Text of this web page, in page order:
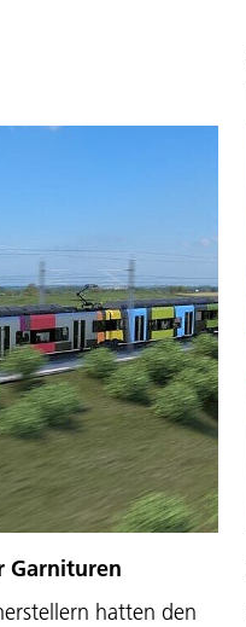
Garnituren
hatten den